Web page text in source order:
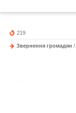
219
Звернення громадян /